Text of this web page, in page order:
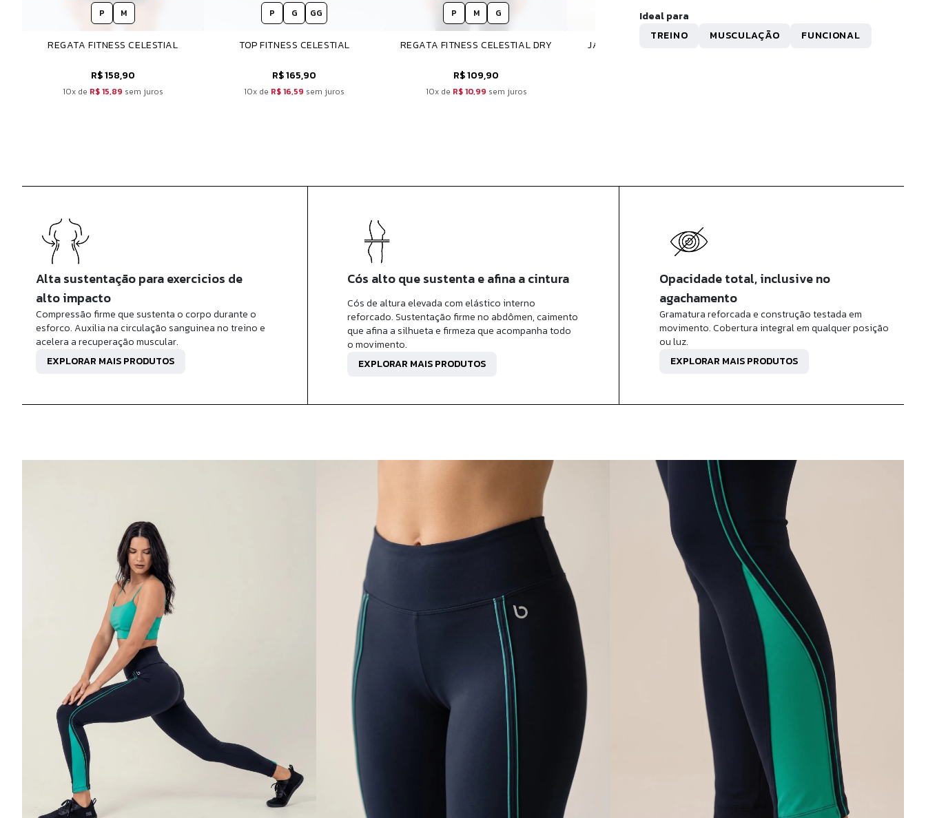
P M
REGATA FITNESS CELESTIAL
R$ 158,90
10x de R$ 15,89 sem juros
P G GG
TOP FITNESS CELESTIAL
R$ 165,90
10x de R$ 16,59 sem juros
P M G
REGATA FITNESS CELESTIAL DRY
R$ 109,90
10x de R$ 10,99 sem juros
P M
JAQUETA CORTA VENTO WIND
Ideal para
TREINO
MUSCULAÇÃO FUNCIONAL
Alta sustentação para exercicios de
alto impacto
Compressão firme que sustenta o corpo durante o
esforco. Auxilia na circulação sanguinea no treino e
acelera a recuperação muscular.
EXPLORAR MAIS PRODUTOS
Cós alto que sustenta e afina a cintura
Cós de altura elevada com elástico interno
reforcado. Sustentação firme no abdômen, caimento
que afina a silhueta e firmeza que acompanha todo
o movimento.
EXPLORAR MAIS PRODUTOS
Opacidade total, inclusive no
agachamento
Gramatura reforcada e construção testada em
movimento. Cobertura integral em qualquer posição
ou luz.
EXPLORAR MAIS PRODUTOS